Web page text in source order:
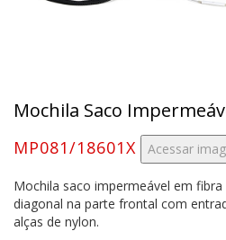
Mochila Saco
MP081/18601X Acessar
Mochila saco impermeável em
diagonal na parte frontal com
alças de nylon.